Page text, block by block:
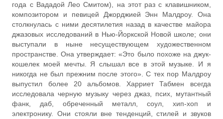
года с Вададой Лео Смитом), на этот раз с клавишником,
композитором и певицей Джорджией Энн Малдроу. Она
столкнулась с ними десятилетия назад в качестве майора
джазовых исследований в Нью-Йоркской Новой школе; они
выступали в ныне несуществующем художественном
пространстве. Она утверждает: «Это было похоже на джук-
кошелек моей мечты. Я слышал все в этой музыке. И я
никогда не был прежним после этого». С тех пор Малдроу
выпустил более 20 альбомов. Харриет Табмен всегда
исследовала черную музыку через джаз, псих, мутантный
фанк, даб, обреченный металл, соул, хип-хоп и
электронику. Они стояли вне тенденций, стилей и звуков